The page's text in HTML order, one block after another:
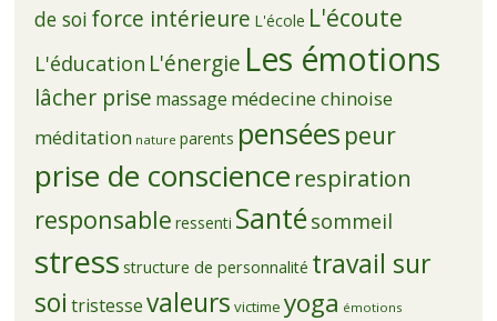
de soi force intérieure L'école L'écoute
L'éducation L'énergie Les émotions
lâcher prise massage médecine chinoise
méditation nature parents pensées peur
prise de conscience respiration
responsable ressenti Santésommeil
stress structure de personnalité travail sur
soi tristessevaleurs victime yoga émotions